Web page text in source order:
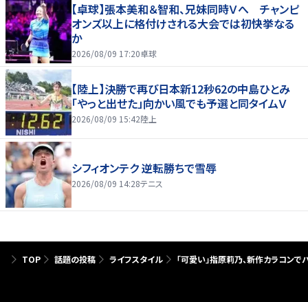
【卓球】張本美和＆智和、兄妹同時Ｖへ チャンピ
オンズ以上に格付けされる大会では初快挙なる
か
2026/08/09 17:20卓球
【陸上】決勝で再び日本新12秒62の中島ひとみ
「やっと出せた」向かい風でも予選と同タイムＶ
2026/08/09 15:42陸上
シフィオンテク 逆転勝ちで雪辱
2026/08/09 14:28テニス
TOP 話題の投稿 ライフスタイル 「可愛い」指原莉乃、新作カラコン